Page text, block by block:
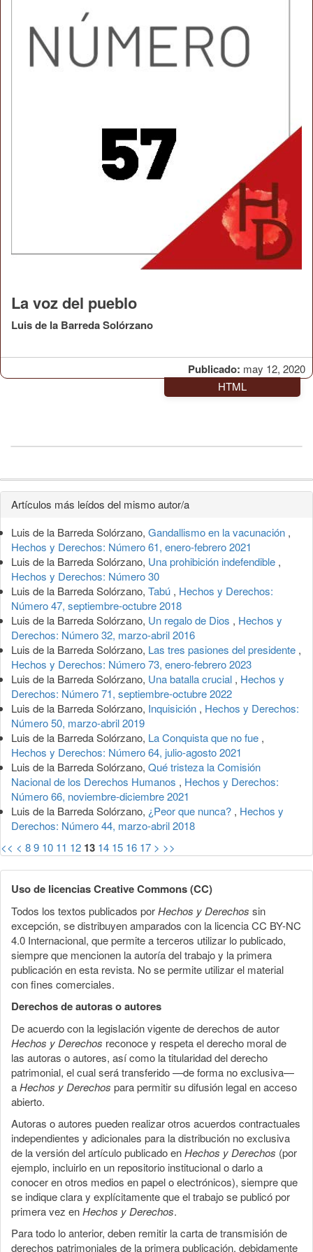
Publicado: may 12, 2020
La voz del pueblo
Luis de la Barreda Solórzano
HTML
Detalles
del
artículo
Artículos más leídos del mismo autor/a
Luis de la Barreda Solórzano, Gandallismo en la vacunación ,
Hechos y Derechos: Número 61, enero-febrero 2021
Luis de la Barreda Solórzano, Una prohibición indefendible ,
Hechos y Derechos: Número 30
Luis de la Barreda Solórzano, Tabú , Hechos y Derechos:
Número 47, septiembre-octubre 2018
Luis de la Barreda Solórzano, Un regalo de Dios , Hechos y
Derechos: Número 32, marzo-abril 2016
Luis de la Barreda Solórzano, Las tres pasiones del presidente ,
Hechos y Derechos: Número 73, enero-febrero 2023
Luis de la Barreda Solórzano, Una batalla crucial , Hechos y
Derechos: Número 71, septiembre-octubre 2022
Luis de la Barreda Solórzano, Inquisición , Hechos y Derechos:
Número 50, marzo-abril 2019
Luis de la Barreda Solórzano, La Conquista que no fue ,
Hechos y Derechos: Número 64, julio-agosto 2021
Luis de la Barreda Solórzano, Qué tristeza la Comisión
Nacional de los Derechos Humanos , Hechos y Derechos:
Número 66, noviembre-diciembre 2021
Luis de la Barreda Solórzano, ¿Peor que nunca? , Hechos y
Derechos: Número 44, marzo-abril 2018
<< < 89 10 11 12 13 14 15 16 17 > >>
Uso de licencias Creative Commons (CC)
Todos los textos publicados porHechos y Derechos sin
excepción, se distribuyen amparados con la licencia CC BY-NC
4.0 Internacional, que permite a terceros utilizar lo publicado,
siempre que mencionen la autoría del trabajo y la primera
publicación en esta revista. No se permite utilizar el material
con fines comerciales.
Derechos de autoras o autores
De acuerdo con la legislación vigente de derechos de autor
Hechos y Derechos reconoce y respeta el derecho moral de
las autoras o autores, así como la titularidad del derecho
patrimonial, el cual será transferido —de forma no exclusiva—
aHechos y Derechos para permitir su difusión legal en acceso
abierto.
Autoras o autores pueden realizar otros acuerdos contractuales
independientes y adicionales para la distribución no exclusiva
de la versión del artículo publicado enHechos y Derechos (por
ejemplo, incluirlo en un repositorio institucional o darlo a
conocer en otros medios en papel o electrónicos), siempre que
se indique clara y explícitamente que el trabajo se publicó por
primera vez enHechos y Derechos.
Para todo lo anterior, deben remitir la carta de transmisión de
derechos patrimoniales de la primera publicación, debidamente